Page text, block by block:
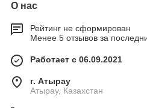
О нас
Рейтинг не сформирован
Менее 5 отзывов за
Работает с 06.09.2021
г. Атырау
Атырау, Казахстан